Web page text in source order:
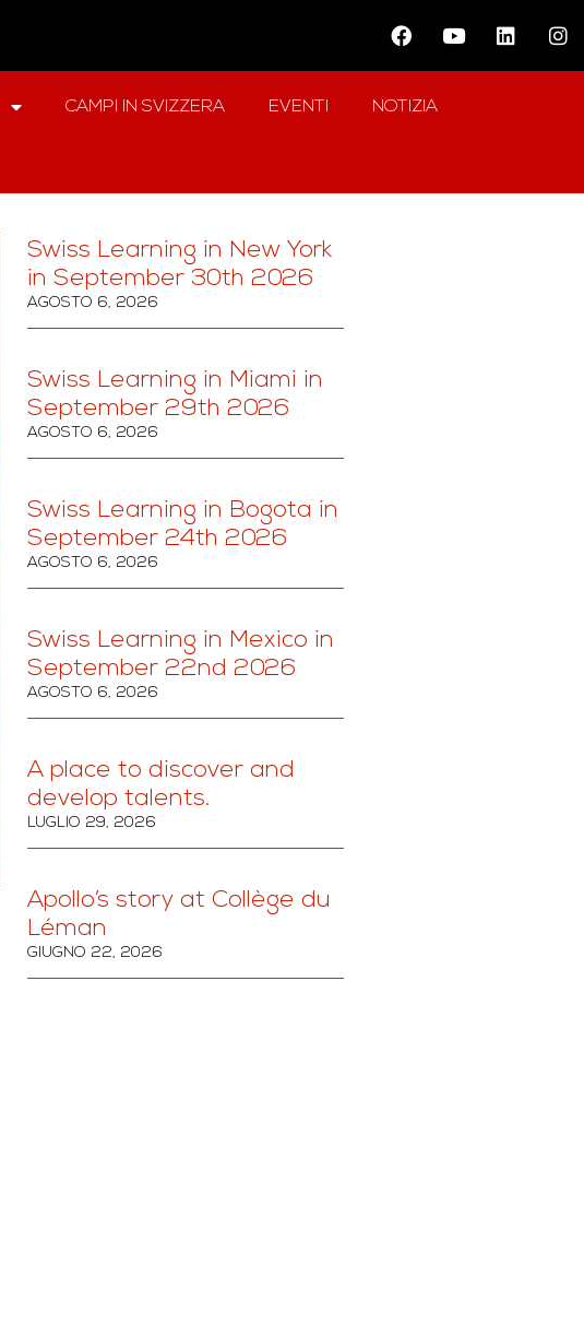
CAMPI IN SVIZZERA EVENTI NOTIZIA
Swiss Learning in New York
in September 30th 2026
AGOSTO 6, 2026
Swiss Learning in Miami in
September 29th 2026
AGOSTO 6, 2026
Swiss Learning in Bogota in
September 24th 2026
AGOSTO 6, 2026
Swiss Learning in Mexico in
September 22nd 2026
AGOSTO 6, 2026
A place to discover and
develop talents.
LUGLIO 29, 2026
Apollo’s story at Collège du
Léman
GIUGNO 22, 2026